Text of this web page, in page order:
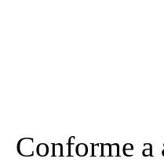
Conforme a